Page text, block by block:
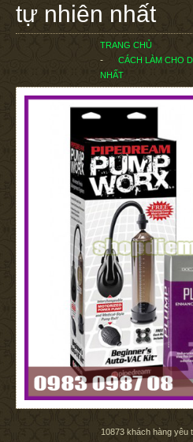
tự nhiên nhất
TRANG CHỦ
CÁCH LÀM CHO
NHẤT
10873 khách hàng yêu